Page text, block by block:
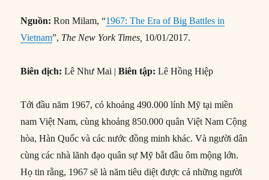
Nguồn:Ron Milam, “1967: The Era of Big Battles in
Vietnam”, The New York Times, 10/01/2017.
Biên dịch:Lê Như Mai |Biên tập:Lê Hồng Hiệp
Tới đầu năm 1967, có khoảng 490.000 lính Mỹ tại miền
nam Việt Nam, cùng khoảng 850.000 quân Việt Nam Cộng
hòa, Hàn Quốc và các nước đồng minh khác. Và người dân
cùng các nhà lãnh đạo quân sự Mỹ bắt đầu ôm mộng lớn.
Họ tin rằng, 1967 sẽ là năm tiêu diệt được cả những người